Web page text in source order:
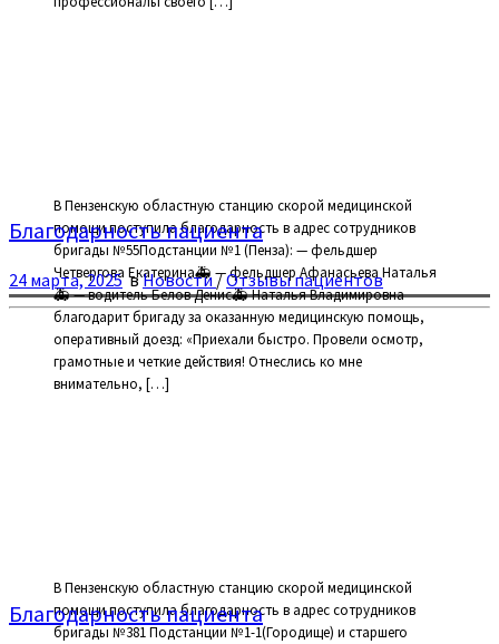
В Пензенскую областную станцию скорой медицинской
помощи поступила благодарность в адрес сотрудников
бригады №55Подстанции №1 (Пенза): — фельдшер
Четвергова Екатерина🚑 — фельдшер Афанасьева Наталья
🚑 — водитель Белов Денис🚑 Наталья Владимировна
благодарит бригаду за оказанную медицинскую помощь,
оперативный доезд: «Приехали быстро. Провели осмотр,
грамотные и четкие действия! Отнеслись ко мне
внимательно, […]
Благодарность пациента
24 марта, 2025вНовости/Отзывы пациентов
В Пензенскую областную станцию скорой медицинской
помощи поступила благодарность в адрес сотрудников
бригады №381 Подстанции №1-1(Городище) и старшего
Благодарность пациента